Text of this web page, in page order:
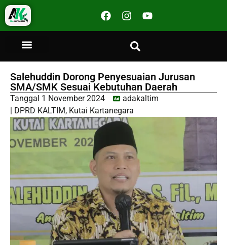
Salehuddin Dorong Penyesuaian Jurusan
SMA/SMK Sesuai Kebutuhan Daerah
Tanggal 1 November 2024
adakaltim
DPRD KALTIM, Kutai Kartanegara